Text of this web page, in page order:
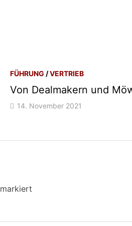
FÜHRUNG /VERTRIEB
Von Dealmakern und
14. November 2021
markiert